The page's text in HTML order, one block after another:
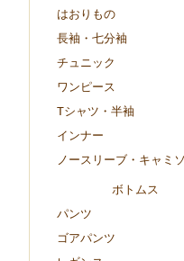
はおりもの
長袖・七分袖
チュニック
ワンピース
Tシャツ・半袖
インナー
ノースリーブ・キャミ
ボトムス
パンツ
ゴアパンツ